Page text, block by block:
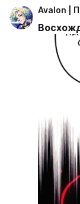
Avalon |